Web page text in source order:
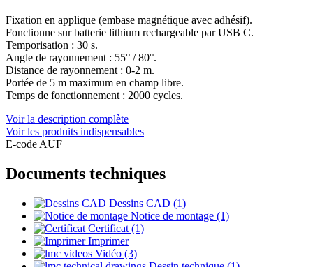
Fixation en applique (embase magnétique avec adhésif).
Fonctionne sur batterie lithium rechargeable par USB C.
Temporisation : 30 s.
Angle de rayonnement : 55° / 80°.
Distance de rayonnement : 0-2 m.
Portée de 5 m maximum en champ libre.
Temps de fonctionnement : 2000 cycles.
Voir la description complète
Voir les produits indispensables
E-code AUF
Documents techniques
Dessins CAD (1)
Notice de montage (1)
Certificat (1)
Imprimer
Vidéo (3)